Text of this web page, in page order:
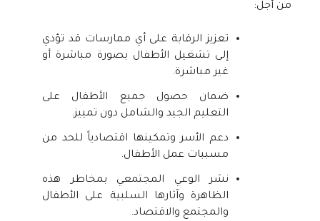
من أجل:
تعزيز الرقابة على أي ممارسات قد تؤدي
إلى تشغيل الأطفال بصورة مباشرة أو
غير مباشرة.
ضمان حصول جميع الأطفال على
التعليم الجيد والشامل دون تمييز.
دعم الأسر وتمكينها اقتصادياً للحد من
مسببات عمل الأطفال.
نشر الوعي المجتمعي بمخاطر هذه
الظاهرة وآثارها السلبية على الأطفال
والمجتمع والاقتصاد.